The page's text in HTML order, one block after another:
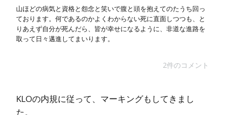
山ほどの病気と資格と怨念と笑いで腹と頭を抱えてのたうち回っ
ております。何であるのかよくわからない死に直面しつつも、と
りあえず自分が死んだら、皆が幸せになるように、非道な進路を
取って日々邁進してまいります。
2件のコメント
KLOの内規に従って、マーキングもしてきまし
た。